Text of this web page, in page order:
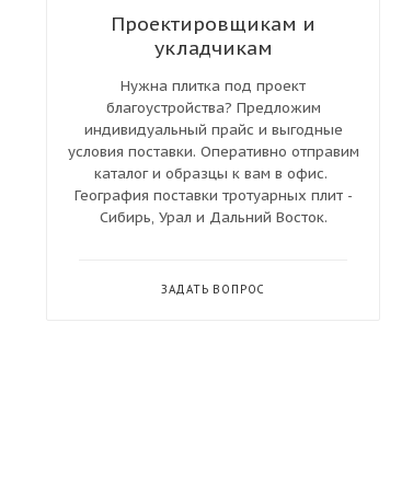
Проектировщикам и
укладчикам
Нужна плитка под проект
благоустройства? Предложим
индивидуальный прайс и выгодные
условия поставки. Оперативно отправим
каталог и образцы к вам в офис.
География поставки тротуарных плит -
Сибирь, Урал и Дальний Восток.
ЗАДАТЬ ВОПРОС